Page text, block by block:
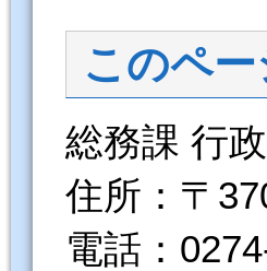
このペ
総務課 行
住所：〒
電話：